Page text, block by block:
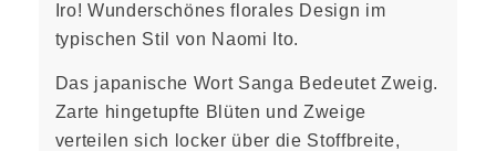
Iro! Wunderschönes florales Design im
typischen Stil von Naomi Ito.
Das japanische Wort Sanga Bedeutet Zweig.
Zarte hingetupfte Blüten und Zweige
verteilen sich locker über die Stoffbreite,